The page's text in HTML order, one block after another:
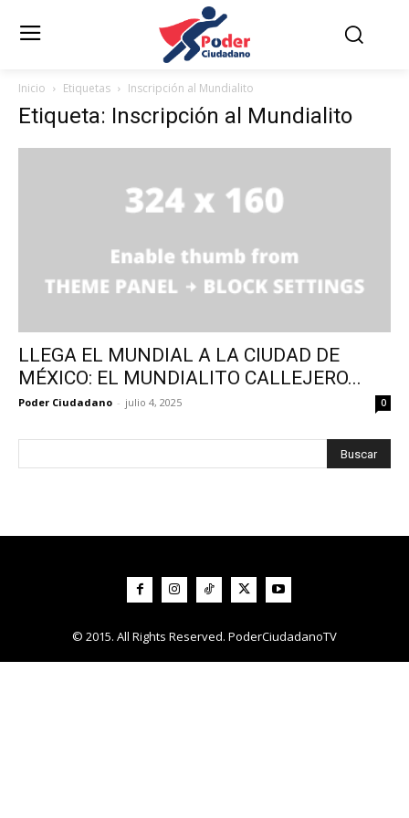
Inicio Etiquetas Inscripción al Mundialito
Etiqueta: Inscripción al Mundialito
LLEGA EL MUNDIAL A LA CIUDAD DE
MÉXICO: EL MUNDIALITO CALLEJERO...
Poder Ciudadano - julio 4, 2025 0
© 2015. All Rights Reserved. PoderCiudadanoTV